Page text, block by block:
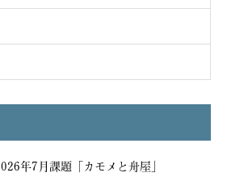
年7月課題「カモメと舟屋」